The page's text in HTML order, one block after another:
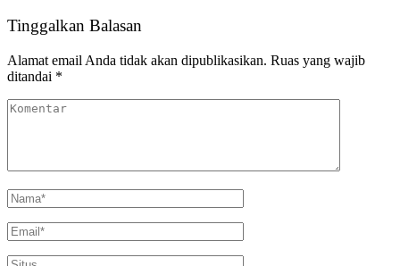
Tinggalkan Balasan
Alamat email Anda tidak akan dipublikasikan. Ruas yang wajib
ditandai *